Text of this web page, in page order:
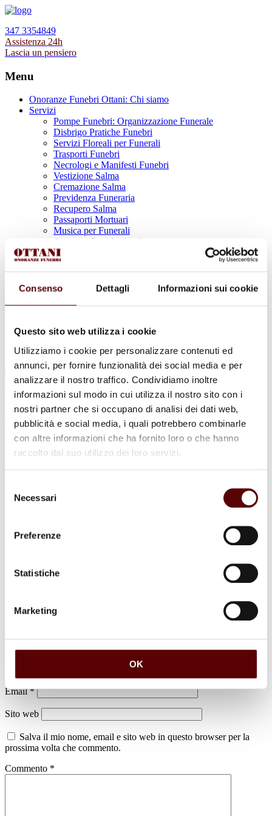
Consenso Dettagli Informazioni sui cookie
Questo sito web utilizza i cookie
Utilizziamo i cookie per personalizzare contenuti ed
annunci, per fornire funzionalità dei social media e per
analizzare il nostro traffico. Condividiamo inoltre
informazioni sul modo in cui utilizza il nostro sito con i
nostri partner che si occupano di analisi dei dati web,
pubblicità e social media, i quali potrebbero combinarle
con altre informazioni che ha fornito loro o che hanno
raccolto dal suo utilizzo dei loro servizi.
delNecessari
Preferenze
Statistiche
Marketing
OK
347 3354849
Assistenza 24h
Lascia un pensiero
Menu
Onoranze Funebri Ottani: Chi siamo
Servizi
Pompe Funebri: Organizzazione Funerale
Disbrigo Pratiche Funebri
Servizi Floreali per Funerali
Trasporti Funebri
Necrologi e Manifesti Funebri
Vestizione Salma
Cremazione Salma
Previdenza Funeraria
Recupero Salma
Passaporti Mortuari
Musica per Funerali
Supporto Psicologico Lutto
Prodotti Funerari
Lapidi, Lastre tombali e Monumenti Funerari
Urne Cinerarie
Allestimento Funebre
In caso di decesso
News
Info e Contatti
Cerca
per:
Pier Luigi Fabbri
30 Aprile 1940 - 20 Settembre 2024
Condividi
Lascia un commento
Il tuo indirizzo email non sarà pubblicato. I campi obbligatori sono
contrassegnati*
Email*
Sito web
Salva il mio nome, email e sito web in questo browser per la
prossima volta che commento.
Commento *